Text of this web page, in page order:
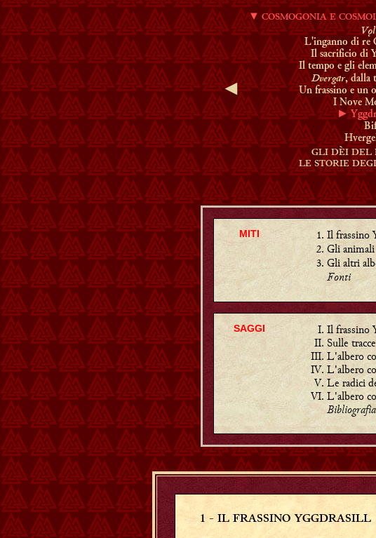
◄
▼ COSMOGONIA E
L'inganno di re
Il sacrificio di
Il tempo e gli
Dvergar, dalla
Un frassino e un
I Nove
►
GLI DÈI DEL
LE STORIE
MITI
Il frassino
Gli
Gli altri
Fonti
SAGGI
Il frassino
Sulle
L'albero
L'albero
Le radici
L'albero
Bibliografia
1 - IL FRASSINO YGGDRASILL